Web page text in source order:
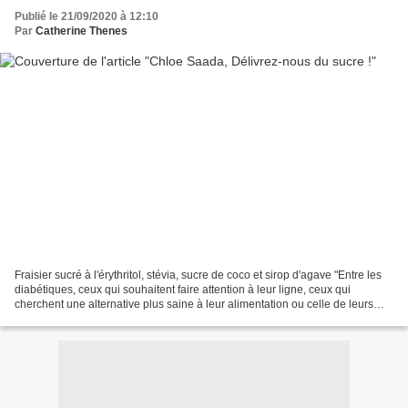
Publié le 21/09/2020 à 12:10
Par Catherine Thenes
Fraisier sucré à l'érythritol, stévia, sucre de coco et sirop d'agave "Entre les
diabétiques, ceux qui souhaitent faire attention à leur ligne, ceux qui
cherchent une alternative plus saine à leur alimentation ou celle de leurs